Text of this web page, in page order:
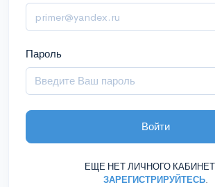
Пароль
Войти
ЕЩЕ НЕТ ЛИЧНОГО
ЗАРЕГИСТРИРУЙТЕСЬ.